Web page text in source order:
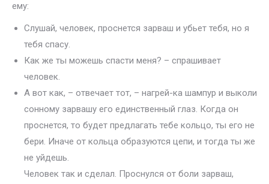
ему:
Слушай, человек, проснется зарваш и убьет тебя, но я
тебя спасу.
Как же ты можешь спасти меня? – спрашивает
человек.
А вот как, – отвечает тот, – нагрей-ка шампур и выколи
сонному зарвашу его единственный глаз. Когда он
проснется, то будет предлагать тебе кольцо, ты его не
бери. Иначе от кольца образуются цепи, и тогда ты же
не уйдешь.
Человек так и сделал. Проснулся от боли зарваш,